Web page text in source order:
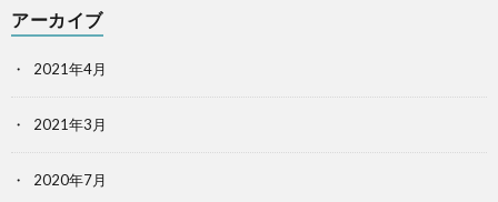
アーカイブ
2021年4月
2021年3月
2020年7月